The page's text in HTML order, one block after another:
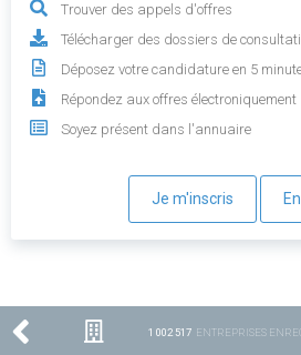
Trouver des appels d'offres
Télécharger des dossiers de
Déposez votre candidature en 5
Répondez aux offres électroniquement
Soyez présent dans l'annuaire
Je m'inscris
1 002 517 ENTREPRISES